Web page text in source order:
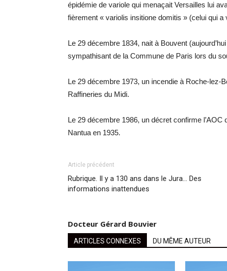
épidémie de variole qui menaçait Versailles lui
fièrement « variolis insitione domitis » (celui qui a
Le 29 décembre 1834, nait à Bouvent
sympathisant de la Commune de Paris lors du
Le 29 décembre 1973, un incendie à Roche-lez-
Raffineries du Midi.
Le 29 décembre 1986, un décret confirme
Nantua en 1935.
Article précédent
Rubrique. Il y a 130 ans dans le Jura… Des
informations inattendues
Docteur Gérard Bouvier
ARTICLES CONNEXES DU MÊME AUTEUR